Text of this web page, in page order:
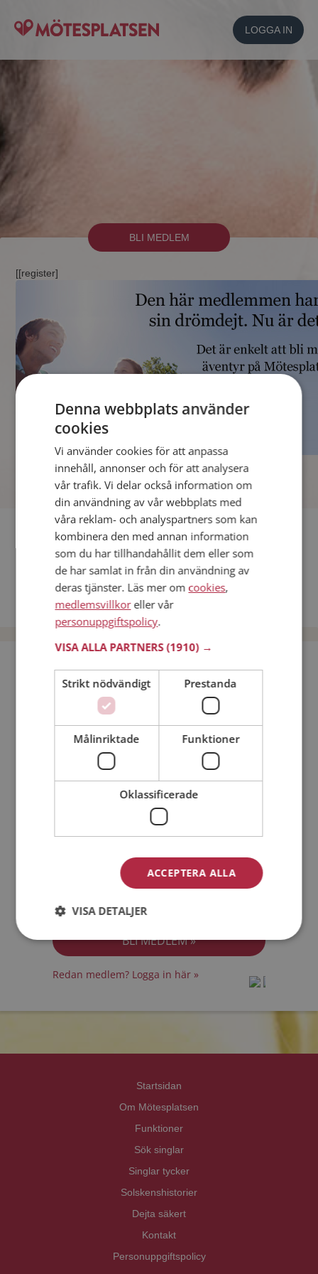
LOGGA IN
BLI MEDLEM
[[register]
Fler singlar
Andra singlar från Stockholm
Dejta män i Sverige
Dejta kvinnor i Sverige
Bli medlem utan kostnad!
Kvinna
Min ålder:
Medlemsvillkoren
Jag accepterarPersonuppgiftspolicyn
Redan medlem? Logga in här »
Startsidan
Om Mötesplatsen
Funktioner
Sök singlar
Singlar tycker
Solskenshistorier
Dejta säkert
Kontakt
Personuppgiftspolicy
Denna webbplats använder
cookies
Vi använder cookies för att anpassa
innehåll, annonser och för att analysera
vår trafik. Vi delar också information om
din användning av vår webbplats med
våra reklam- och analyspartners som kan
kombinera den med annan information
som du har tillhandahållit dem eller som
de har samlat in från din användning av
deras tjänster. Läs mer om cookies,
medlemsvillkoreller vår
personuppgiftspolicy.
VISA ALLA PARTNERS(1910) →
Strikt nödvändigt Prestanda
Målinriktade Funktioner
Oklassificerade
ACCEPTERA ALLA
VISA DETALJER